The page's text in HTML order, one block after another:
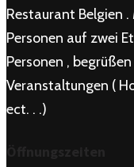
Restaurant Belgien
Personen auf zwei
Personen ,
Veranstaltungen (
ect. . .)